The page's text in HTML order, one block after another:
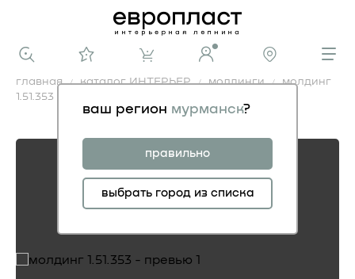
ваш регион мурманск?
правильно
выбрать город из списка
главная каталог ИНТЕРЬЕР молдинги
молдинг
1.51.353
молдинг 1.51.353